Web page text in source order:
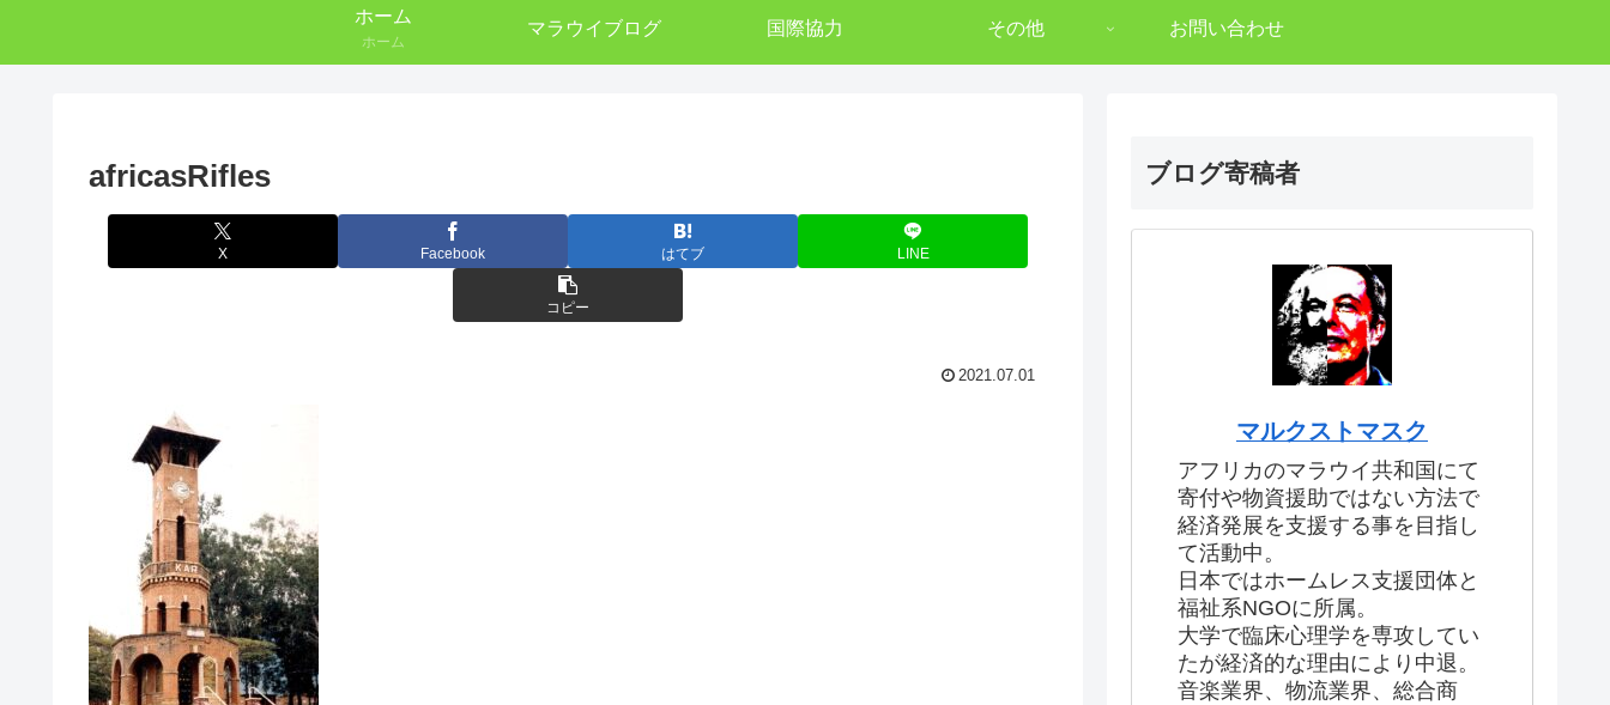
ホーム
ホーム
マラウイブログ 国際協力 その他 お問い合わせ
africasRifles
X Facebook はてブ LINE
コピー
2021.07.01
ブログ寄稿者
マルクストマスク
アフリカのマラウイ共和国にて
寄付や物資援助ではない方法で
経済発展を支援する事を目指し
て活動中。
日本ではホームレス支援団体と
福祉系NGOに所属。
大学で臨床心理学を専攻してい
たが経済的な理由により中退。
音楽業界、物流業界、総合商